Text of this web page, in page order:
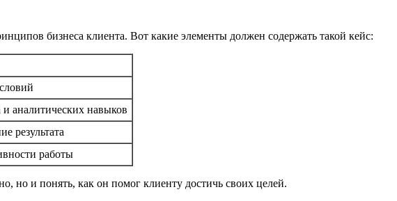
бизнеса клиента. Вот какие элементы должен содержать такой кейс:
аналитических навыков
результата
работы
но и понять, как он помог клиенту достичь своих целей.